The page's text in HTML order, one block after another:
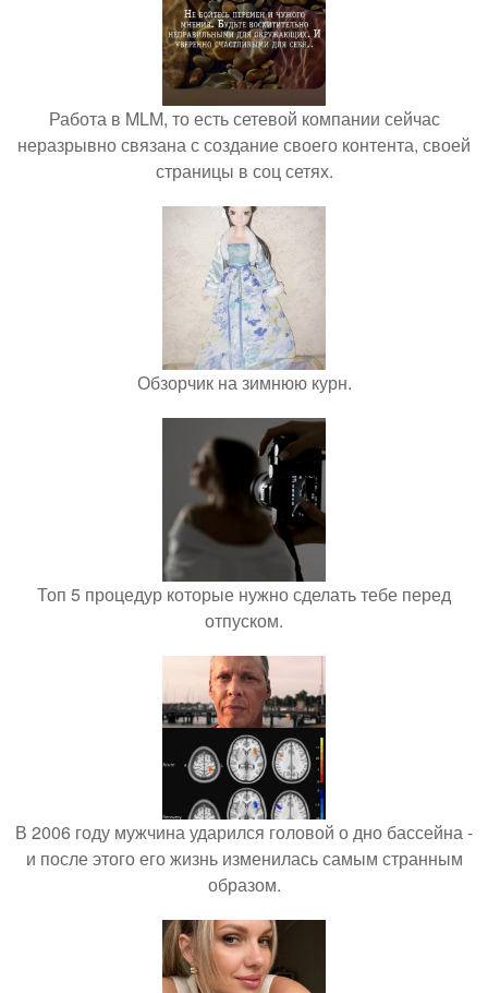
Работа в MLM, то есть сетевой компании сейчас
неразрывно связана с создание своего контента, своей
страницы в соц сетях.
Обзорчик на зимнюю курн.
Топ 5 процедур которые нужно сделать тебе перед
отпуском.
В 2006 году мужчина ударился головой о дно бассейна -
и после этого его жизнь изменилась самым странным
образом.